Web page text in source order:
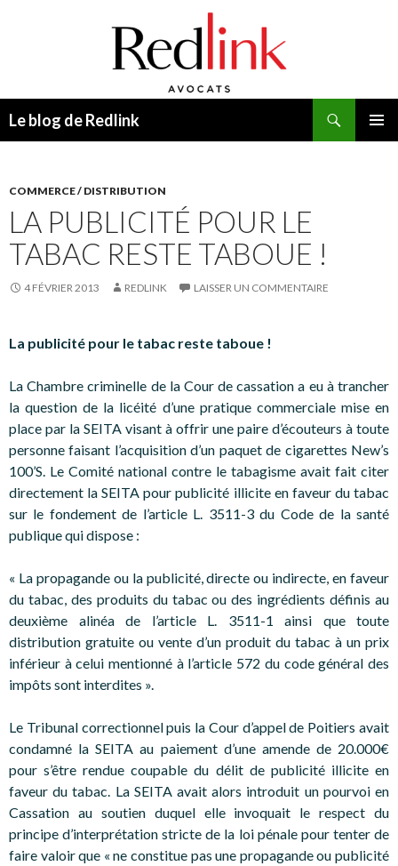
Le blog de Redlink
COMMERCE / DISTRIBUTION
LA PUBLICITÉ POUR LE
TABAC RESTE TABOUE !
4 FÉVRIER 2013 REDLINK LAISSER UN COMMENTAIRE
La publicité pour le tabac reste taboue !
La Chambre criminelle de la Cour de cassation a eu à trancher
la question de la licéité d’une pratique commerciale mise en
place par la SEITA visant à offrir une paire d’écouteurs à toute
personne faisant l’acquisition d’un paquet de cigarettes New’s
100’S. Le Comité national contre le tabagisme avait fait citer
directement la SEITA pour publicité illicite en faveur du tabac
sur le fondement de l’article L. 3511-3 du Code de la santé
publique qui dispose :
« La propagande ou la publicité, directe ou indirecte, en faveur
du tabac, des produits du tabac ou des ingrédients définis au
deuxième alinéa de l’article L. 3511-1 ainsi que toute
distribution gratuite ou vente d’un produit du tabac à un prix
inférieur à celui mentionné à l’article 572 du code général des
impôts sont interdites ».
Le Tribunal correctionnel puis la Cour d’appel de Poitiers avait
condamné la SEITA au paiement d’une amende de 20.000€
pour s’être rendue coupable du délit de publicité illicite en
faveur du tabac. La SEITA avait alors introduit un pourvoi en
Cassation au soutien duquel elle invoquait le respect du
principe d’interprétation stricte de la loi pénale pour tenter de
faire valoir que « ne constitue pas une propagande ou publicité